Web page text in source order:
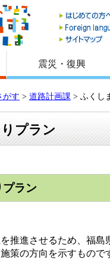
震災・復興
がす > 道路計画課 > ふくし
プラン
ラン
推進させるため、福
策の方向を示すもので